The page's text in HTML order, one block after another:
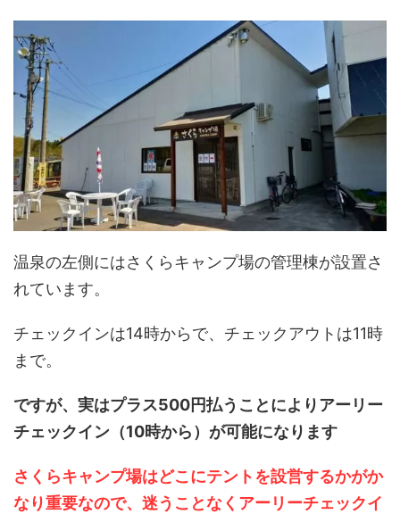
温泉の左側にはさくらキャンプ場の管理棟が設置さ
れています。
チェックインは14時からで、チェックアウトは11時
まで。
ですが、実はプラス500円払うことによりアーリー
チェックイン（10時から）が可能になります
さくらキャンプ場はどこにテントを設営するかがか
なり重要なので、迷うことなくアーリーチェックイ